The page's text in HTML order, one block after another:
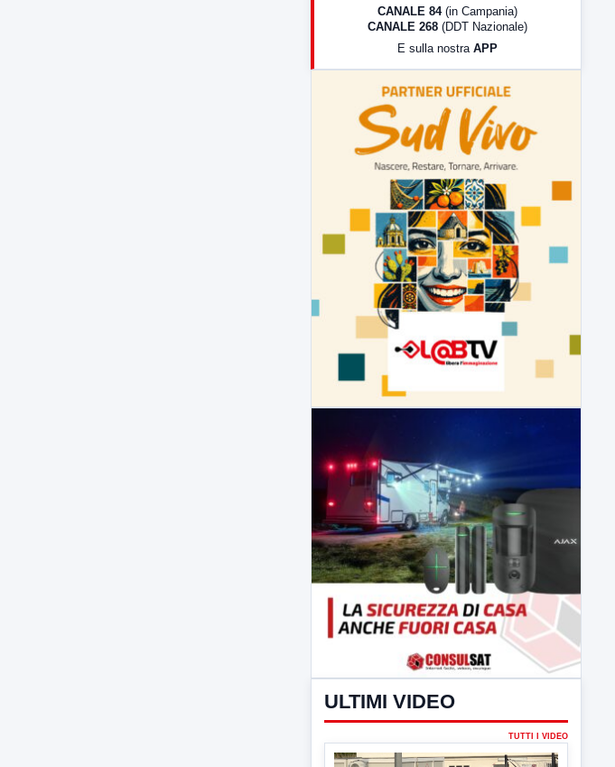
LabNews (Diretta)
LabNews (replica)
CANALE 84 (in Campania)
CANALE 268 (DDT Nazionale)
E sulla nostra APP